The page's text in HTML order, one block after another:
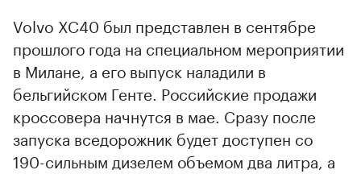
Volvo XC40 был представлен в сентябре
прошлого года на специальном мероприятии
в Милане, а его выпуск наладили в
бельгийском Генте. Российские продажи
кроссовера начнутся в мае. Сразу после
запуска вседорожник будет доступен со
190-сильным дизелем объемом два литра, а